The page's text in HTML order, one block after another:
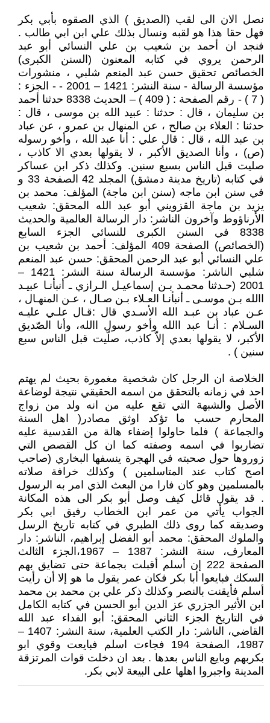
نصل الان الى لقب (الصديق ) الذي الصقوه بأبي بكر
فهل حقا هذا هو لقبه ونسال بذلك علي ابن ابي طالب .
فنجد ان أحمد بن شعيب بن علي النسائي أبو عبد
الرحمن يروي في كتابه المعنون (السنن الكبرى)
الخصائص تحقيق حسن عبد المنعم شلبي ، منشورات
مؤسسة الرسالة - سنة النشر: 1421 – 2001 - - الجزء :
( 7 ) - رقم الصفحة : ( 409 ) – الحديث 8338 حدثنا أحمد
بن سليمان ، قال : حدثنا : عبيد الله بن موسى ، قال :
حدثنا : العلاء بن صالح ، عن المنهال بن عمرو ، عن عباد
بن عبد الله ، قال : قال علي : أنا عبد الله ، وأخو رسوله
(ص) ، وأنا الصديق الأكبر ، لا يقولها بعدي الا كاذب ،
صليت قبل الناس بسبع سنين. وكذلك ذكر ابن عساكر
في كتابه (تاريخ مدينة دمشق) المجلد 42 الصفحة 33 و
في سنن ابن ماجه (سنن ابن ماجة) المؤلف: محمد بن
يزيد بن ماجة القزويني أبو عبد الله المحقق: شعيب
الأرناؤوط وآخرون الناشر: دار الرسالة العالمية والحديث
8338 في السنن الكبرى للنسائي الجزء السابع
(الخصائص) الصفحة 409 المؤلف: أحمد بن شعيب بن
علي النسائي أبو عبد الرحمن المحقق: حسن عبد المنعم
شلبي الناشر: مؤسسة الرسالة سنة النشر: 1421 –
2001 (حـدثنا محمـد بـن إسماعيـل الـرازي ـ أنبأنـا عبيـد
االله بـن موسـى ـ أنبأنـا العـلاء بـن صـال ، عـن المنهـال ،
عـن عباد بن عبـد الله الأسـدي قال :قـال علـي عليـه
السـلام : أنـا عبد االله وأخو رسول االله، وأنا الصّديق
الأكبر، لا يقولها بعدي إلاّ كاذب، صلّيت قبل الناس سبع
سنين ) .
الخلاصة ان الرجل كان شخصية مغمورة بحيث لم يهتم
احد في زمانه بالتحقق من اسمه الحقيقي نتيجة لوضاعة
الأصل والشبهة التي تقع عليه من انه ولد من زواج
المحارم حسب ما تؤكد اوثق مصادر( اهل السنة
والجماعة ) فلما حاولوا إضفاء هالة من القدسية عليه
تضاربوا في اسمه وصفته كما ان كل القصص التي
زوروها حول صحبته في الهجرة ينسفها البخاري (صاحب
اصح كتاب عند المتاسلمين ) وكذلك خرافة صلاته
بالمسلمين وهو كان فارا من البعث الذي امر به الرسول
. قد يقول قائل كيف وصل أبو بكر الى هذه المكانة
الجواب يأتي من عمر ابن الخطاب رفيق ابي بكر
وصديقه كما روى ذلك الطبري في كتابه تاريخ الرسل
والملوك المحقق: محمد أبو الفضل إبراهيم، الناشر: دار
المعارف، سنة النشر: 1387 – 1967،الجزء الثالث
الصفحة 222 إن أسلم أقبلت بجماعة حتى تضايق بهم
السكك فبايعوا أبا بكر فكان عمر يقول ما هو إلا أن رأيت
أسلم فأيقنت بالنصر وكذلك ذكر علي بن محمد بن محمد
ابن الأثير الجزري عز الدين أبو الحسن في كتابه الكامل
في التاريخ الجزء الثاني المحقق: أبو الفداء عبد الله
القاضي، الناشر: دار الكتب العلمية، سنة النشر: 1407 –
1987، الصفحة 194 فجاءت اسلم فبايعت وقوي ابو
بكربهم وبايع الناس بعدها . بعد ان دخلت قوات المرتزقة
المدينة واجبروا اهلها على البيعة لابي بكر.